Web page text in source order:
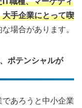
手企業にとって喫
場合があります。
ポテンシャルが
あろうと中小企業